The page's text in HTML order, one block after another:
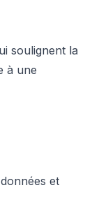
soulignent la
à une
et